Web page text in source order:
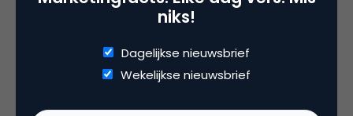
bomen voor hebben). Alleen echte
de rest geldt dat de lezer het zelf maar moet
uitmaken. In overleg met de MF-redactie is
niks!
Dagelijkse nieuwsbrief
Wekelijkse nieuwsbrief